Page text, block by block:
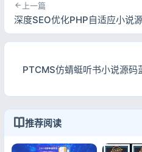
上一篇
深度SEO优化PHP自适应小说
PTCMS仿蜻蜓听书小说源
推荐阅读